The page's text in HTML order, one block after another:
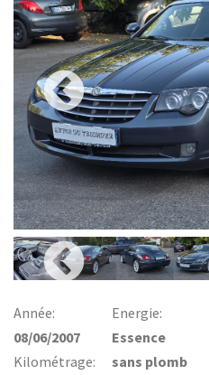
Année:
08/06/2007
Kilométrage:
Energie:
Essence
sans plomb